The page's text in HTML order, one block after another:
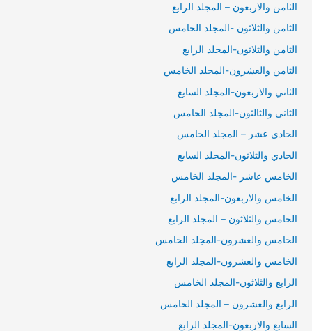
الثامن والاربعون – المجلد الرابع
الثامن والثلاثون -المجلد الخامس
الثامن والثلاثون-المجلد الرابع
الثامن والعشرون-المجلد الخامس
الثاني والاربعون-المجلد السابع
الثاني والثالثون-المجلد الخامس
الحادي عشر – المجلد الخامس
الحادي والثلاثون-المجلد السابع
الخامس عاشر -المجلد الخامس
الخامس والاربعون-المجلد الرابع
الخامس والثلاثون – المجلد الرابع
الخامس والعشرون-المجلد الخامس
الخامس والعشرون-المجلد الرابع
الرابع والثلاثون-المجلد الخامس
الرابع والعشرون – المجلد الخامس
السابع والاربعون-المجلد الرابع